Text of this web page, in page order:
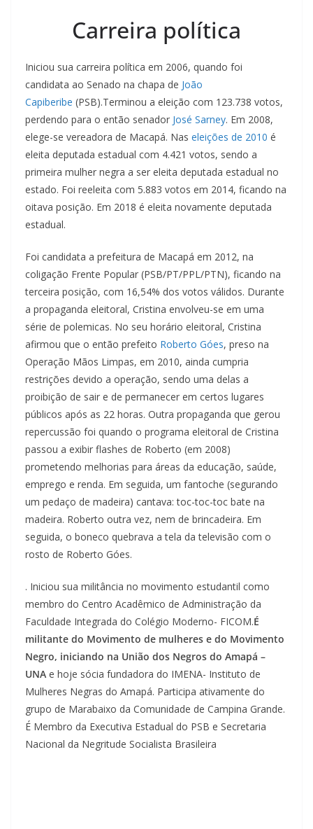
Carreira política
Iniciou sua carreira política em 2006, quando foi
candidata ao Senado na chapa de João
Capiberibe (PSB).Terminou a eleição com 123.738 votos,
perdendo para o então senador José Sarney. Em 2008,
elege-se vereadora de Macapá. Nas eleições de 2010 é
eleita deputada estadual com 4.421 votos, sendo a
primeira mulher negra a ser eleita deputada estadual no
estado. Foi reeleita com 5.883 votos em 2014, ficando na
oitava posição. Em 2018 é eleita novamente deputada
estadual.
Foi candidata a prefeitura de Macapá em 2012, na
coligação Frente Popular (PSB/PT/PPL/PTN), ficando na
terceira posição, com 16,54% dos votos válidos. Durante
a propaganda eleitoral, Cristina envolveu-se em uma
série de polemicas. No seu horário eleitoral, Cristina
afirmou que o então prefeito Roberto Góes, preso na
Operação Mãos Limpas, em 2010, ainda cumpria
restrições devido a operação, sendo uma delas a
proibição de sair e de permanecer em certos lugares
públicos após as 22 horas. Outra propaganda que gerou
repercussão foi quando o programa eleitoral de Cristina
passou a exibir flashes de Roberto (em 2008)
prometendo melhorias para áreas da educação, saúde,
emprego e renda. Em seguida, um fantoche (segurando
um pedaço de madeira) cantava: toc-toc-toc bate na
madeira. Roberto outra vez, nem de brincadeira. Em
seguida, o boneco quebrava a tela da televisão com o
rosto de Roberto Góes.
. Iniciou sua militância no movimento estudantil como
membro do Centro Acadêmico de Administração da
Faculdade Integrada do Colégio Moderno- FICOM.É
militante do Movimento de mulheres e do Movimento
Negro, iniciando na União dos Negros do Amapá –
UNA e hoje sócia fundadora do IMENA- Instituto de
Mulheres Negras do Amapá. Participa ativamente do
grupo de Marabaixo da Comunidade de Campina Grande.
É Membro da Executiva Estadual do PSB e Secretaria
Nacional da Negritude Socialista Brasileira